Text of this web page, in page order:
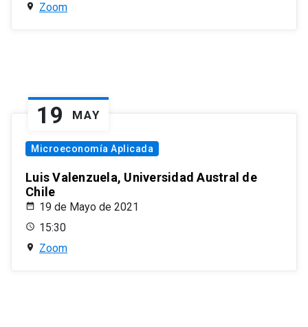
Zoom
19 MAY
Microeconomía Aplicada
Luis Valenzuela, Universidad Austral de
Chile
19 de Mayo de 2021
15:30
Zoom